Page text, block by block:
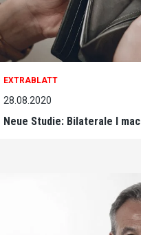
EXTRABLATT
28.08.2020
Neue Studie: Bilaterale I